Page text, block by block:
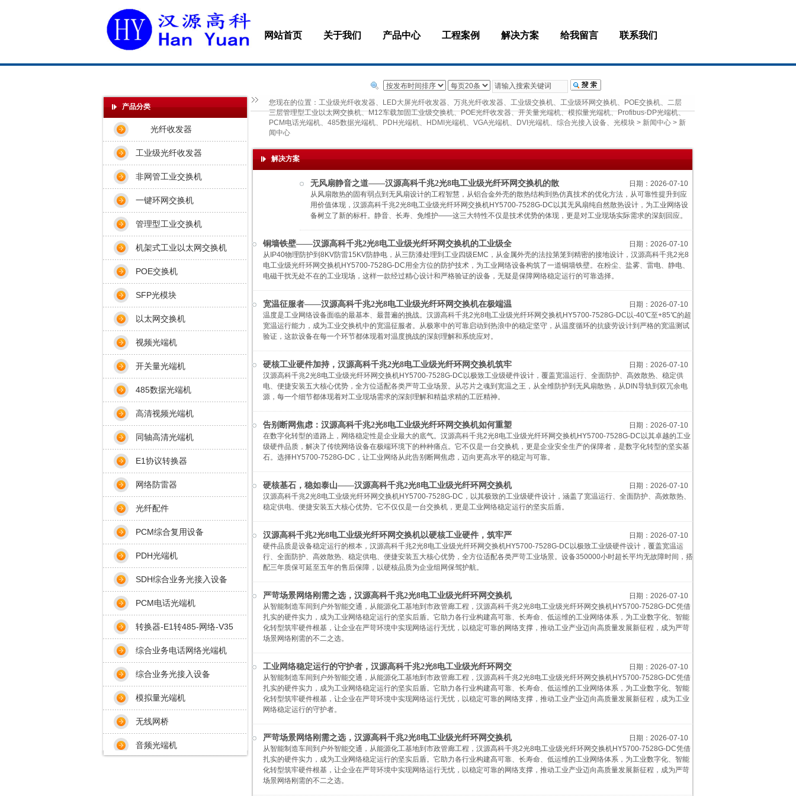
网站首页 关于我们 产品中心 工程案例 解决方案 给我留言 联系我们
您现在的位置： 工业级光纤收发器、LED大屏光纤收发器、万兆光纤收发器、工业级交换机、工业级环网交换机、POE交换机、二层
三层管理型工业以太网交换机、M12车载加固工业级交换机、POE光纤收发器、开关量光端机、模拟量光端机、Profibus-DP光端机、
PCM电话光端机、485数据光端机、PDH光端机、HDMI光端机、VGA光端机、DVI光端机、综合光接入设备、光模块 > 新闻中心 > 新
闻中心
解决方案
无风扇静音之道——汉源高科千兆2光8电工业级光纤环网交换机的散
日期：2026-07-10
从风扇散热的固有弱点到无风扇设计的工程智慧，从铝合金外壳的散热结构到热仿真技术的优化方法，从可靠性提升到应
用价值体现，汉源高科千兆2光8电工业级光纤环网交换机​HY5700-7528G-DC以其无风扇纯自然散热设计，为工业网络设
备树立了新的标杆。静音、长寿、免维护——这三大特性不仅是技术优势的体现，更是对工业现场实际需求的深刻回应。
铜墙铁壁——汉源高科千兆2光8电工业级光纤环网交换机的工业级全
日期：2026-07-10
从IP40物理防护到8KV防雷15KV防静电，从三防漆处理到工业四级EMC，从金属外壳的法拉第笼到精密的接地设计，汉源高科千兆2光8
电工业级光纤环网交换机​HY5700-7528G-DC用全方位的防护技术，为工业网络设备构筑了一道铜墙铁壁。在粉尘、盐雾、雷电、静电、
电磁干扰无处不在的工业现场，这样一款经过精心设计和严格验证的设备，无疑是保障网络稳定运行的可靠选择。
宽温征服者——汉源高科千兆2光8电工业级光纤环网交换机在极端温
日期：2026-07-10
温度是工业网络设备面临的最基本、最普遍的挑战。汉源高科千兆2光8电工业级光纤环网交换机​HY5700-7528G-DC以-40℃至+85℃的超
宽温运行能力，成为工业交换机中的宽温征服者。从极寒中的可靠启动到热浪中的稳定坚守，从温度循环的抗疲劳设计到严格的宽温测试
验证，这款设备在每一个环节都体现着对温度挑战的深刻理解和系统应对。
硬核工业硬件加持，汉源高科千兆2光8电工业级光纤环网交换机筑牢
日期：2026-07-10
汉源高科千兆2光8电工业级光纤环网交换机HY5700-7528G-DC以极致工业级硬件设计，覆盖宽温运行、全面防护、高效散热、稳定供
电、便捷安装五大核心优势，全方位适配各类严苛工业场景。从芯片之魂到宽温之王，从全维防护到无风扇散热，从DIN导轨到双冗余电
源，每一个细节都体现着对工业现场需求的深刻理解和精益求精的工匠精神。
告别断网焦虑：汉源高科千兆2光8电工业级光纤环网交换机如何重塑
日期：2026-07-10
在数字化转型的道路上，网络稳定性是企业最大的底气。汉源高科千兆2光8电工业级光纤环网交换机​HY5700-7528G-DC以其卓越的工业
级硬件品质，解决了传统网络设备在极端环境下的种种痛点。它不仅是一台交换机，更是企业安全生产的保障者，是数字化转型的坚实基
石。选择HY5700-7528G-DC，让工业网络从此告别断网焦虑，迈向更高水平的稳定与可靠。
硬核基石，稳如泰山——汉源高科千兆2光8电工业级光纤环网交换机
日期：2026-07-10
汉源高科千兆2光8电工业级光纤环网交换机HY5700-7528G-DC，以其极致的工业级硬件设计，涵盖了宽温运行、全面防护、高效散热、
稳定供电、便捷安装五大核心优势。它不仅仅是一台交换机，更是工业网络稳定运行的坚实后盾。
汉源高科千兆2光8电工业级光纤环网交换机以硬核工业硬件，筑牢严
日期：2026-07-10
硬件品质是设备稳定运行的根本，汉源高科千兆2光8电工业级光纤环网交换机HY5700-7528G-DC以极致工业级硬件设计，覆盖宽温运
行、全面防护、高效散热、稳定供电、便捷安装五大核心优势，全方位适配各类严苛工业场景。设备350000小时超长平均无故障时间，搭
配三年质保可延至五年的售后保障，以硬核品质为企业组网保驾护航。
严苛场景网络刚需之选，汉源高科千兆2光8电工业级光纤环网交换机
日期：2026-07-10
从智能制造车间到户外智能交通，从能源化工基地到市政管廊工程，汉源高科千兆2光8电工业级光纤环网交换机​HY5700-7528G-DC凭借
扎实的硬件实力，成为工业网络稳定运行的坚实后盾。它助力各行业构建高可靠、长寿命、低运维的工业网络体系，为工业数字化、智能
化转型筑牢硬件根基，让企业在严苛环境中实现网络运行无忧，以稳定可靠的网络支撑，推动工业产业迈向高质量发展新征程，成为严苛
场景网络刚需的不二之选。
工业网络稳定运行的守护者，汉源高科千兆2光8电工业级光纤环网交
日期：2026-07-10
从智能制造车间到户外智能交通，从能源化工基地到市政管廊工程，汉源高科千兆2光8电工业级光纤环网交换机​HY5700-7528G-DC凭借
扎实的硬件实力，成为工业网络稳定运行的坚实后盾。它助力各行业构建高可靠、长寿命、低运维的工业网络体系，为工业数字化、智能
化转型筑牢硬件根基，让企业在严苛环境中实现网络运行无忧，以稳定可靠的网络支撑，推动工业产业迈向高质量发展新征程，成为工业
网络稳定运行的守护者。
严苛场景网络刚需之选，汉源高科千兆2光8电工业级光纤环网交换机
日期：2026-07-10
从智能制造车间到户外智能交通，从能源化工基地到市政管廊工程，汉源高科千兆2光8电工业级光纤环网交换机​HY5700-7528G-DC凭借
扎实的硬件实力，成为工业网络稳定运行的坚实后盾。它助力各行业构建高可靠、长寿命、低运维的工业网络体系，为工业数字化、智能
化转型筑牢硬件根基，让企业在严苛环境中实现网络运行无忧，以稳定可靠的网络支撑，推动工业产业迈向高质量发展新征程，成为严苛
场景网络刚需的不二之选。
产品分类
光纤收发器
工业级光纤收发器
非网管工业交换机
一键环网交换机
管理型工业交换机
机架式工业以太网交换机
POE交换机
SFP光模块
以太网交换机
视频光端机
开关量光端机
485数据光端机
高清视频光端机
同轴高清光端机
E1协议转换器
网络防雷器
光纤配件
PCM综合复用设备
PDH光端机
SDH综合业务光接入设备
PCM电话光端机
转换器-E1转485-网络-V35
综合业务电话网络光端机
综合业务光接入设备
模拟量光端机
无线网桥
音频光端机